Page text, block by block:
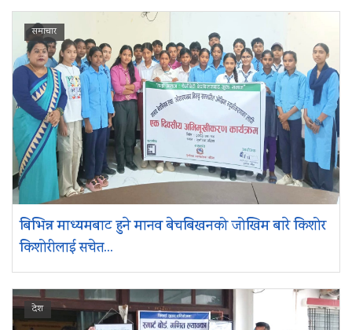
समाचार
बिभिन्न माध्यमबाट हुने मानव बेचबिखनको जोखिम बारे किशोर
किशोरीलाई सचेत...
देश